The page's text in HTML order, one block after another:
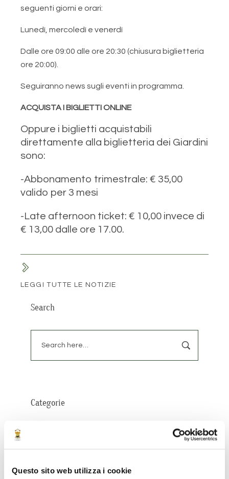
Questo sito web utilizza i cookie
seguenti giorni e orari:
Lunedì, mercoledì e venerdì
Dalle ore 09:00 alle ore 20:30 (chiusura biglietteria
ore 20:00).
Seguiranno news sugli eventi in programma.
ACQUISTA I BIGLIETTI ONLINE
Oppure i biglietti acquistabili
direttamente alla biglietteria dei Giardini
sono:
-Abbonamento trimestrale: € 35,00
valido per 3 mesi
-Late afternoon ticket: € 10,00 invece di
€ 13,00 dalle ore 17.00.
LEGGI TUTTE LE NOTIZIE
Search
Categorie